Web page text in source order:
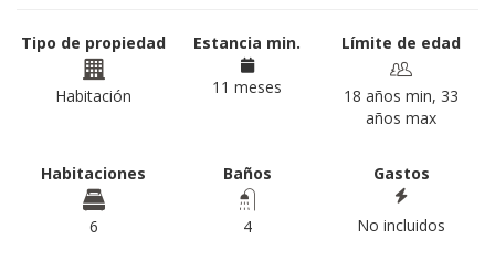
Tipo de propiedad
Habitación
Estancia min.
11 meses
Límite de edad
18 años min, 33
años max
Habitaciones
6
Baños
4
Gastos
No incluidos